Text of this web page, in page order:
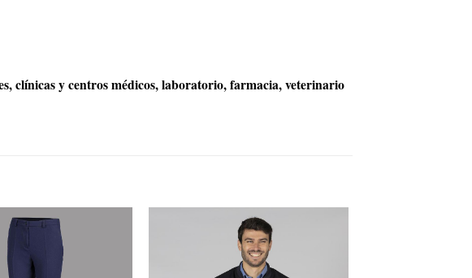
clínicas y centros médicos, laboratorio, farmacia, veterinario